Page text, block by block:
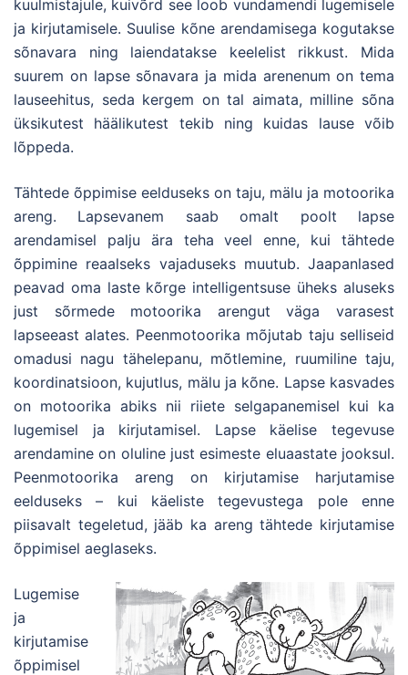
kuulmistajule, kuivõrd see loob vundamendi lugemisele
ja kirjutamisele. Suulise kõne arendamisega kogutakse
sõnavara ning laiendatakse keelelist rikkust. Mida
suurem on lapse sõnavara ja mida arenenum on tema
lauseehitus, seda kergem on tal aimata, milline sõna
üksikutest häälikutest tekib ning kuidas lause võib
lõppeda.
Tähtede õppimise eelduseks on taju, mälu ja motoorika
areng. Lapsevanem saab omalt poolt lapse
arendamisel palju ära teha veel enne, kui tähtede
õppimine reaalseks vajaduseks muutub. Jaapanlased
peavad oma laste kõrge intelligentsuse üheks aluseks
just sõrmede motoorika arengut väga varasest
lapseeast alates. Peenmotoorika mõjutab taju selliseid
omadusi nagu tähelepanu, mõtlemine, ruumiline taju,
koordinatsioon, kujutlus, mälu ja kõne. Lapse kasvades
on motoorika abiks nii riiete selgapanemisel kui ka
lugemisel ja kirjutamisel. Lapse käelise tegevuse
arendamine on oluline just esimeste eluaastate jooksul.
Peenmotoorika areng on kirjutamise harjutamise
eelduseks – kui käeliste tegevustega pole enne
piisavalt tegeletud, jääb ka areng tähtede kirjutamise
õppimisel aeglaseks.
Lugemise
ja
kirjutamise
õppimisel